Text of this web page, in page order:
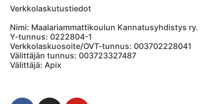
Verkkolaskutustiedot
Nimi: Maalariammattikoulun Kannatusyhdistys ry.
Y-tunnus: 0222804-1
Verkkolaskuosoite/OVT-tunnus: 003702228041
Välittäjän tunnus: 003723327487
Välittäjä: Apix